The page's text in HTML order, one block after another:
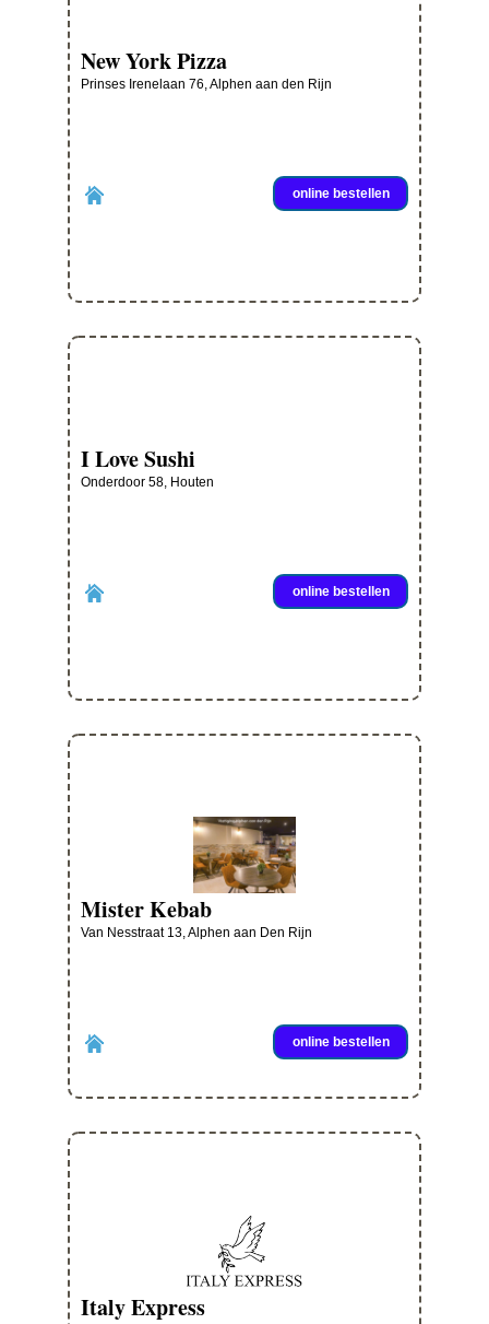
New York Pizza
Prinses Irenelaan 76, Alphen aan den Rijn
online bestellen
I Love Sushi
Onderdoor 58, Houten
online bestellen
Mister Kebab
Van Nesstraat 13, Alphen aan Den Rijn
online bestellen
Italy Express